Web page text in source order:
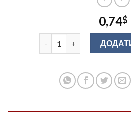
0,74$
З'єднувальний элемент